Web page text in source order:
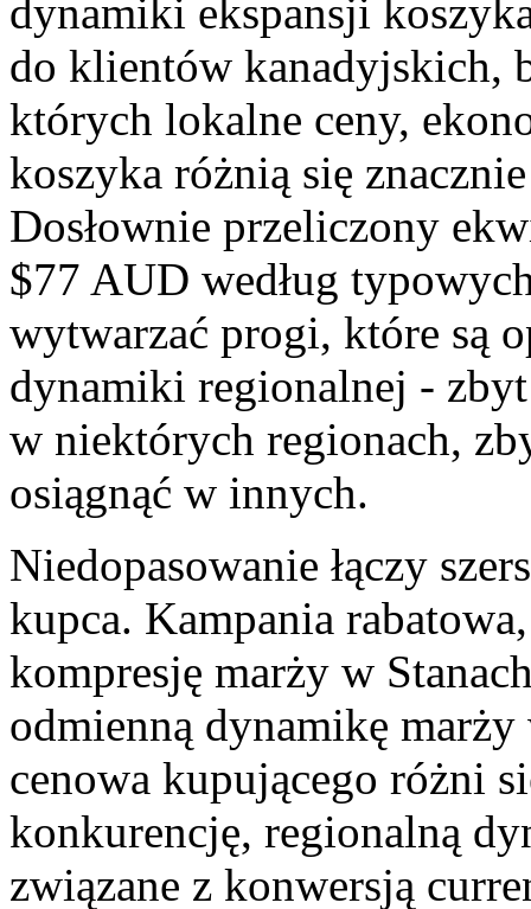
dynamiki ekspansji
do klientów kanadyjskich,
których lokalne ceny,
koszyka różnią się
Dosłownie przeliczony
$77 AUD według
wytwarzać progi, które są
dynamiki regionalnej -
w niektórych regionach,
osiągnąć w innych.
Niedopasowanie łączy
kupca. Kampania
kompresję marży w
odmienną dynamikę
cenowa kupującego różni
konkurencję, regionalną
związane z konwersją